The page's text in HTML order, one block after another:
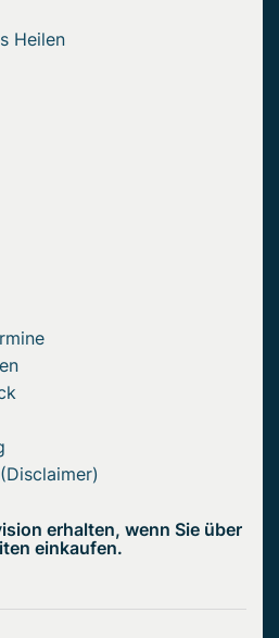
Heilen
erhalten, wenn Sie über
einkaufen.